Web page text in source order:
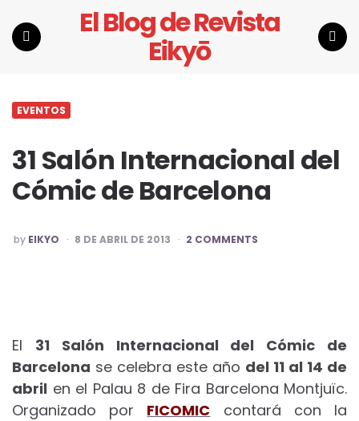
El Blog de Revista
Eikyō
EVENTOS
31 Salón Internacional del
Cómic de Barcelona
POSTED
BY
by EIKYO 8 DE ABRIL DE 2013 2 COMMENTS
El 31 Salón Internacional del Cómic de
Barcelona se celebra este año del 11 al 14 de
abril en el Palau 8 de Fira Barcelona Montjuïc.
Organizado por FICOMIC contará con la